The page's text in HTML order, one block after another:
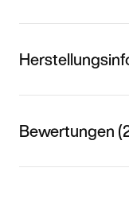
Bewertungen